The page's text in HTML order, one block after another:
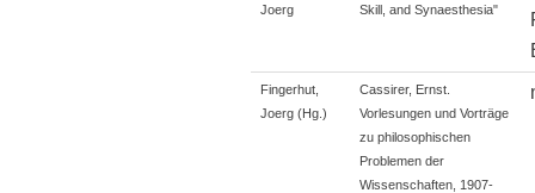
Joerg
Skill, and Synaesthesia"
Fingerhut,
Joerg (Hg.)
Cassirer, Ernst.
Vorlesungen und Vorträge
zu philosophischen
Problemen der
Wissenschaften, 1907-